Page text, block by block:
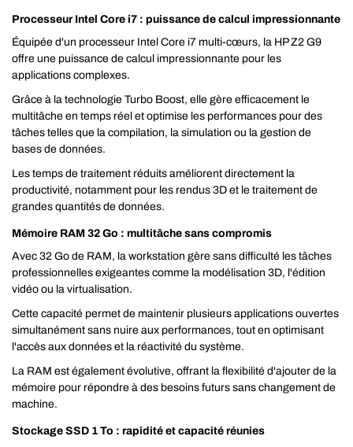
Processeur Intel Core i7 : puissance de calcul impressionnante
Équipée d'un processeur Intel Core i7 multi-cœurs, la HP Z2 G9
offre une puissance de calcul impressionnante pour les
applications complexes.
Grâce à la technologie Turbo Boost, elle gère efficacement le
multitâche en temps réel et optimise les performances pour des
tâches telles que la compilation, la simulation ou la gestion de
bases de données.
Les temps de traitement réduits améliorent directement la
productivité, notamment pour les rendus 3D et le traitement de
grandes quantités de données.
Mémoire RAM 32 Go : multitâche sans compromis
Avec 32 Go de RAM, la workstation gère sans difficulté les tâches
professionnelles exigeantes comme la modélisation 3D, l'édition
vidéo ou la virtualisation.
Cette capacité permet de maintenir plusieurs applications ouvertes
simultanément sans nuire aux performances, tout en optimisant
l'accès aux données et la réactivité du système.
La RAM est également évolutive, offrant la flexibilité d'ajouter de la
mémoire pour répondre à des besoins futurs sans changement de
machine.
Stockage SSD 1 To : rapidité et capacité réunies